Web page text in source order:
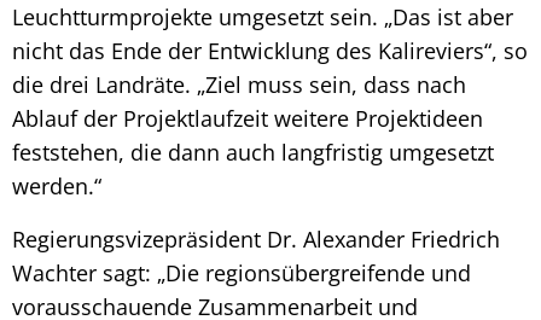
Leuchtturmprojekte umgesetzt sein. „Das ist aber
nicht das Ende der Entwicklung des Kalireviers“, so
die drei Landräte. „Ziel muss sein, dass nach
Ablauf der Projektlaufzeit weitere Projektideen
feststehen, die dann auch langfristig umgesetzt
werden.“
Regierungsvizepräsident Dr. Alexander Friedrich
Wachter sagt: „Die regionsübergreifende und
vorausschauende Zusammenarbeit und